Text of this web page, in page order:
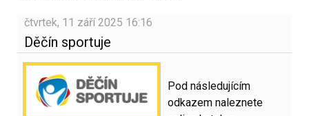
čtvrtek, 11 září 2025 16:16
Děčín sportuje
Pod následujícím
odkazem naleznete